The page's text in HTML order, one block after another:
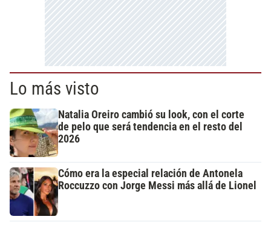
Lo más visto
Natalia Oreiro cambió su look, con el corte
de pelo que será tendencia en el resto del
2026
Cómo era la especial relación de Antonela
Roccuzzo con Jorge Messi más allá de Lionel